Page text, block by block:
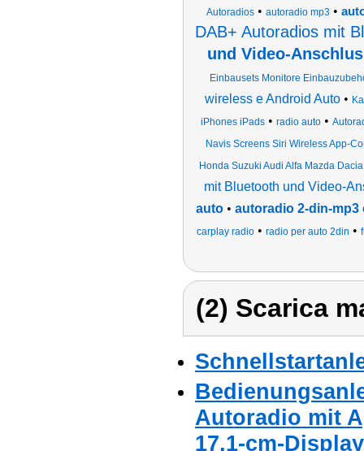
Autoradios • autoradio mp3 •
DAB+ Autoradios mit
und Video-
Einbausets Monitore
wireless e Android Auto•
iPhones iPads• radio auto•
Navis Screens Siri Wireless App-
Honda Suzuki Audi Alfa Mazda
mit Bluetooth und Video-
auto • autoradio 2-din-
carplay radio• radio per auto 2din •
(2) Scarica
Autoradio mit
17,1-cm-